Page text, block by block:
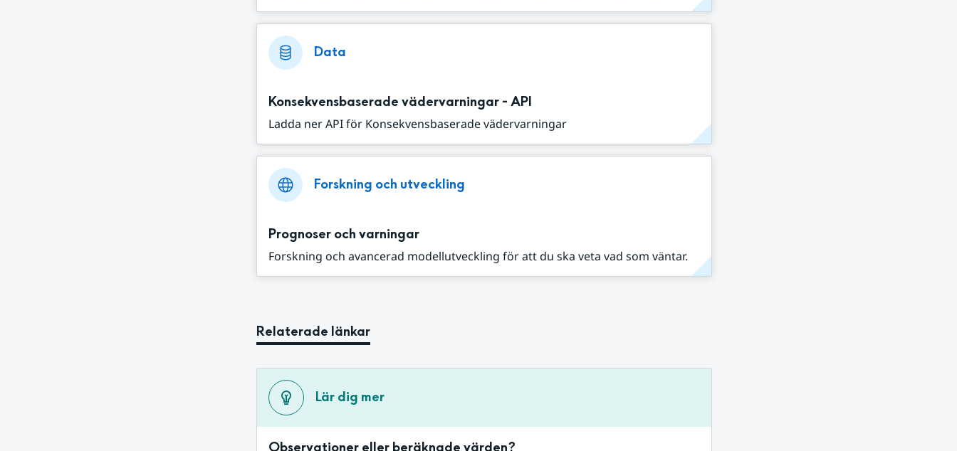
Data
Konsekvensbaserade vädervarningar - API
Ladda ner API för Konsekvensbaserade vädervarningar
Forskning och utveckling
Prognoser och varningar
Forskning och avancerad modellutveckling för att du ska veta vad som väntar.
Relaterade länkar
Lär dig mer